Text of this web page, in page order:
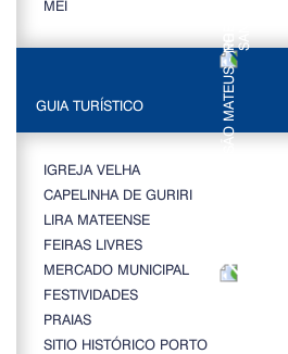
MEI
GUIA TURÍSTICO
IGREJA VELHA
CAPELINHA DE GURIRI
LIRA MATEENSE
FEIRAS LIVRES
MERCADO MUNICIPAL
FESTIVIDADES
PRAIAS
SITIO HISTÓRICO PORTO